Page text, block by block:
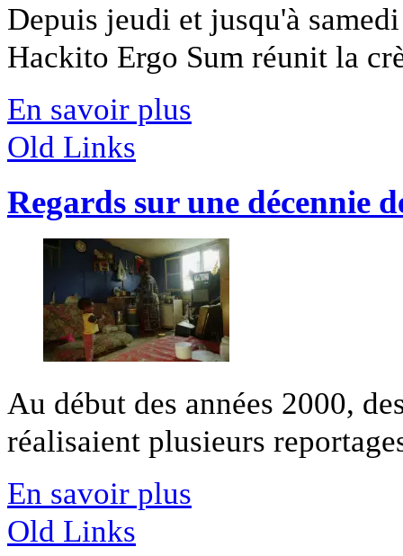
Depuis jeudi et jusqu'à
Hackito Ergo Sum réunit la
En savoir plus
Old Links
Regards sur une décennie
Au début des années 2000,
réalisaient plusieurs
En savoir plus
Old Links